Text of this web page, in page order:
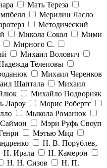
Мать Тереза
Мерилин Ласло
Методический
Микола Сокол
Мими
Мирного С.
Михаил Волович
Телеповы
Михаил Черенков
Шаптала
Михаил
Михайло Подворняк
Лароу
Морис Робертс
Мыкола Романюк
Мэри Руфь Своуп
Мэтью Мид
Н. В. Порублев,
Н. Ирала
Н. Камерон
Н. Н. Сизов
Н. П.